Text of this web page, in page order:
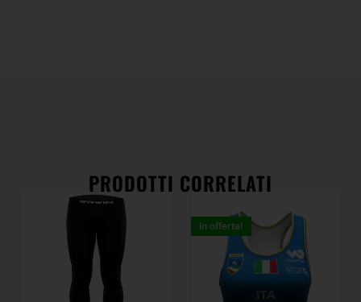
PRODOTTI CORRELATI
In offerta!